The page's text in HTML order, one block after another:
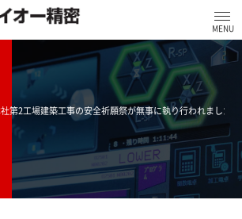
第2工場建築工事の安全祈願祭が無事に執り行われました